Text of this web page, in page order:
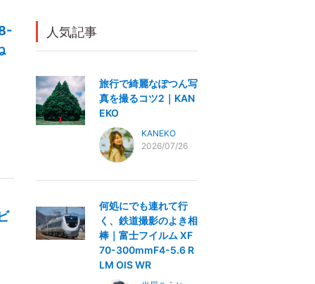
人気記事
旅行で綺麗なぽつん写
真を撮るコツ2｜KAN
EKO
KANEKO
2026/07/26
何処にでも連れて行
く、鉄道撮影のよき相
棒｜富士フイルム XF
70-300mmF4-5.6 R
LM OIS WR